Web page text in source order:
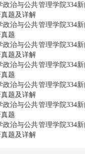
政治与公共管理学院334
题及详解
政治与公共管理学院334
题
政治与公共管理学院334
题及详解
政治与公共管理学院334
题
政治与公共管理学院334
题及详解
政治与公共管理学院334
题
政治与公共管理学院334
题及详解